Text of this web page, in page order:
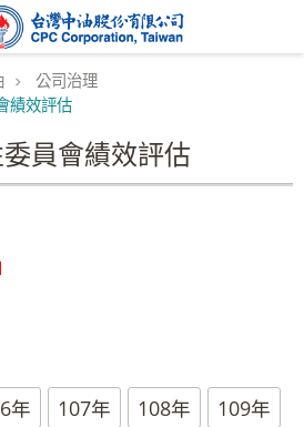
公司治理
績效評估
員會績效評估
年 107年 108年
109年